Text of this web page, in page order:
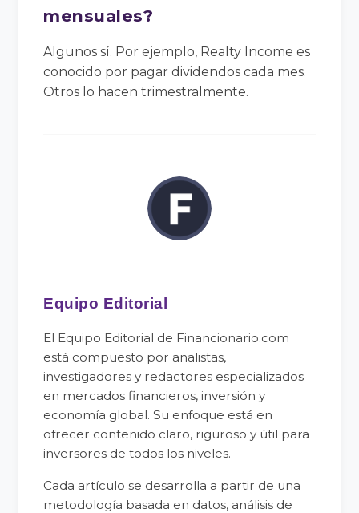
mensuales?
Algunos sí. Por ejemplo, Realty Income es
conocido por pagar dividendos cada mes.
Otros lo hacen trimestralmente.
Equipo Editorial
El Equipo Editorial de Financionario.com
está compuesto por analistas,
investigadores y redactores especializados
en mercados financieros, inversión y
economía global. Su enfoque está en
ofrecer contenido claro, riguroso y útil para
inversores de todos los niveles.
Cada artículo se desarrolla a partir de una
metodología basada en datos, análisis de